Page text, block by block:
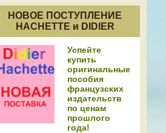
НОВОЕ ПОСТУПЛЕНИЕ
HACHETTE и DIDIER
Успейте
купить
оригинальные
пособия
французских
издательств
по ценам
прошлого
года!